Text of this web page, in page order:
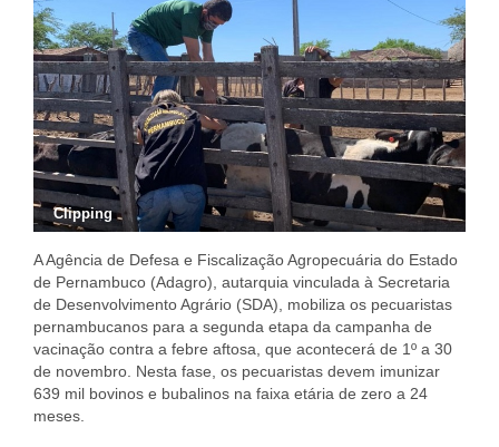
Clipping
A Agência de Defesa e Fiscalização Agropecuária do Estado
de Pernambuco (Adagro), autarquia vinculada à Secretaria
de Desenvolvimento Agrário (SDA), mobiliza os pecuaristas
pernambucanos para a segunda etapa da campanha de
vacinação contra a febre aftosa, que acontecerá de 1º a 30
de novembro. Nesta fase, os pecuaristas devem imunizar
639 mil bovinos e bubalinos na faixa etária de zero a 24
meses.